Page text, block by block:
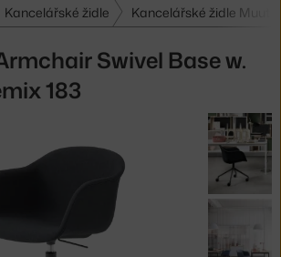
Kancelářské židle Kancelářské židle Muuto
Swivel Base w.
183